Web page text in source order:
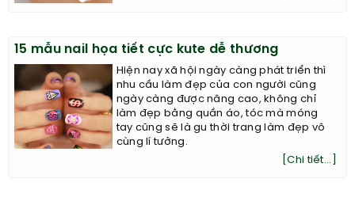
15 mẫu nail họa tiết cực kute dễ thương
Hiện nay xã hội ngày càng phát triển thì
nhu cầu làm đẹp của con người cũng
ngày càng được nâng cao, không chỉ
làm đẹp bằng quần áo, tóc mà móng
tay cũng sẽ là gu thời trang làm đẹp vô
cùng lí tưởng.
[Chi tiết...]